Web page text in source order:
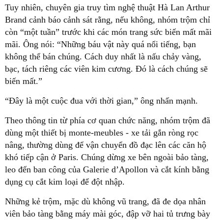
Tuy nhiên, chuyên gia truy tìm nghệ thuật Hà Lan Arthur
Brand cảnh báo cảnh sát rằng, nếu không, nhóm trộm chỉ
còn “một tuần” trước khi các món trang sức biến mất mãi
mãi. Ông nói: “Những báu vật này quá nổi tiếng, bạn
không thể bán chúng. Cách duy nhất là nấu chảy vàng,
bạc, tách riêng các viên kim cương. Đó là cách chúng sẽ
biến mất.”
“Đây là một cuộc đua với thời gian,” ông nhấn mạnh.
Theo thông tin từ phía cơ quan chức năng, nhóm trộm đã
dùng một thiết bị monte-meubles - xe tải gắn ròng rọc
nâng, thường dùng để vận chuyển đồ đạc lên các căn hộ
khó tiếp cận ở Paris. Chúng dừng xe bên ngoài bảo tàng,
leo đến ban công của Galerie d’Apollon và cắt kính bằng
dụng cụ cắt kim loại để đột nhập.
Những kẻ trộm, mặc dù không vũ trang, đã đe dọa nhân
viên bảo tàng bằng máy mài góc, đập vỡ hai tủ trưng bày